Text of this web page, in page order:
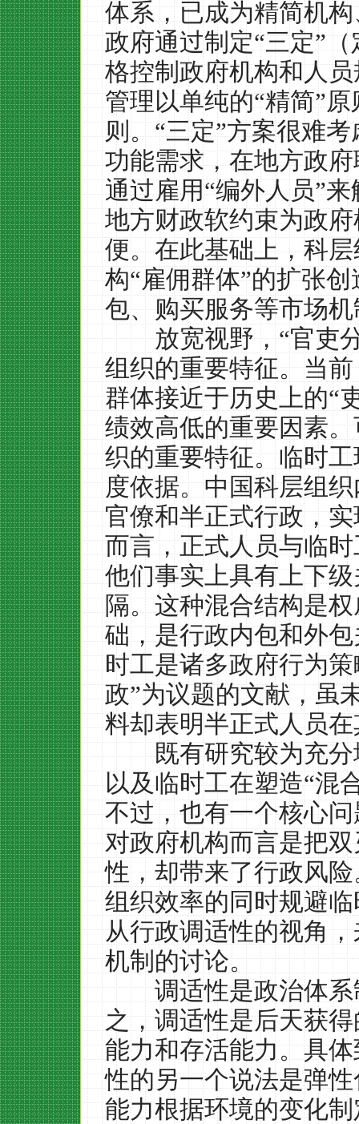
体系，已成为精简机
政府通过制定“三定”（
格控制政府机构和人
管理以单纯的“精简”原
则。“三定”方案很难考
功能需求，在地方政
通过雇用“编外人员”来
地方财政软约束为政
便。在此基础上，科
构“雇佣群体”的扩张创
包、购买服务等市场
放宽视野，“官吏
组织的重要特征。当
群体接近于历史上的“
绩效高低的重要因素
织的重要特征。临时
度依据。中国科层组
官僚和半正式行政，
而言，正式人员与临
他们事实上具有上下
隔。这种混合结构是
础，是行政内包和外
时工是诸多政府行为
政”为议题的文献，虽
料却表明半正式人员
既有研究较为充分
以及临时工在塑造“混
不过，也有一个核心
对政府机构而言是把
性，却带来了行政风
组织效率的同时规避
从行政调适性的视角
机制的讨论。
调适性是政治体系
之，调适性是后天获
能力和存活能力。具
性的另一个说法是弹
能力根据环境的变化